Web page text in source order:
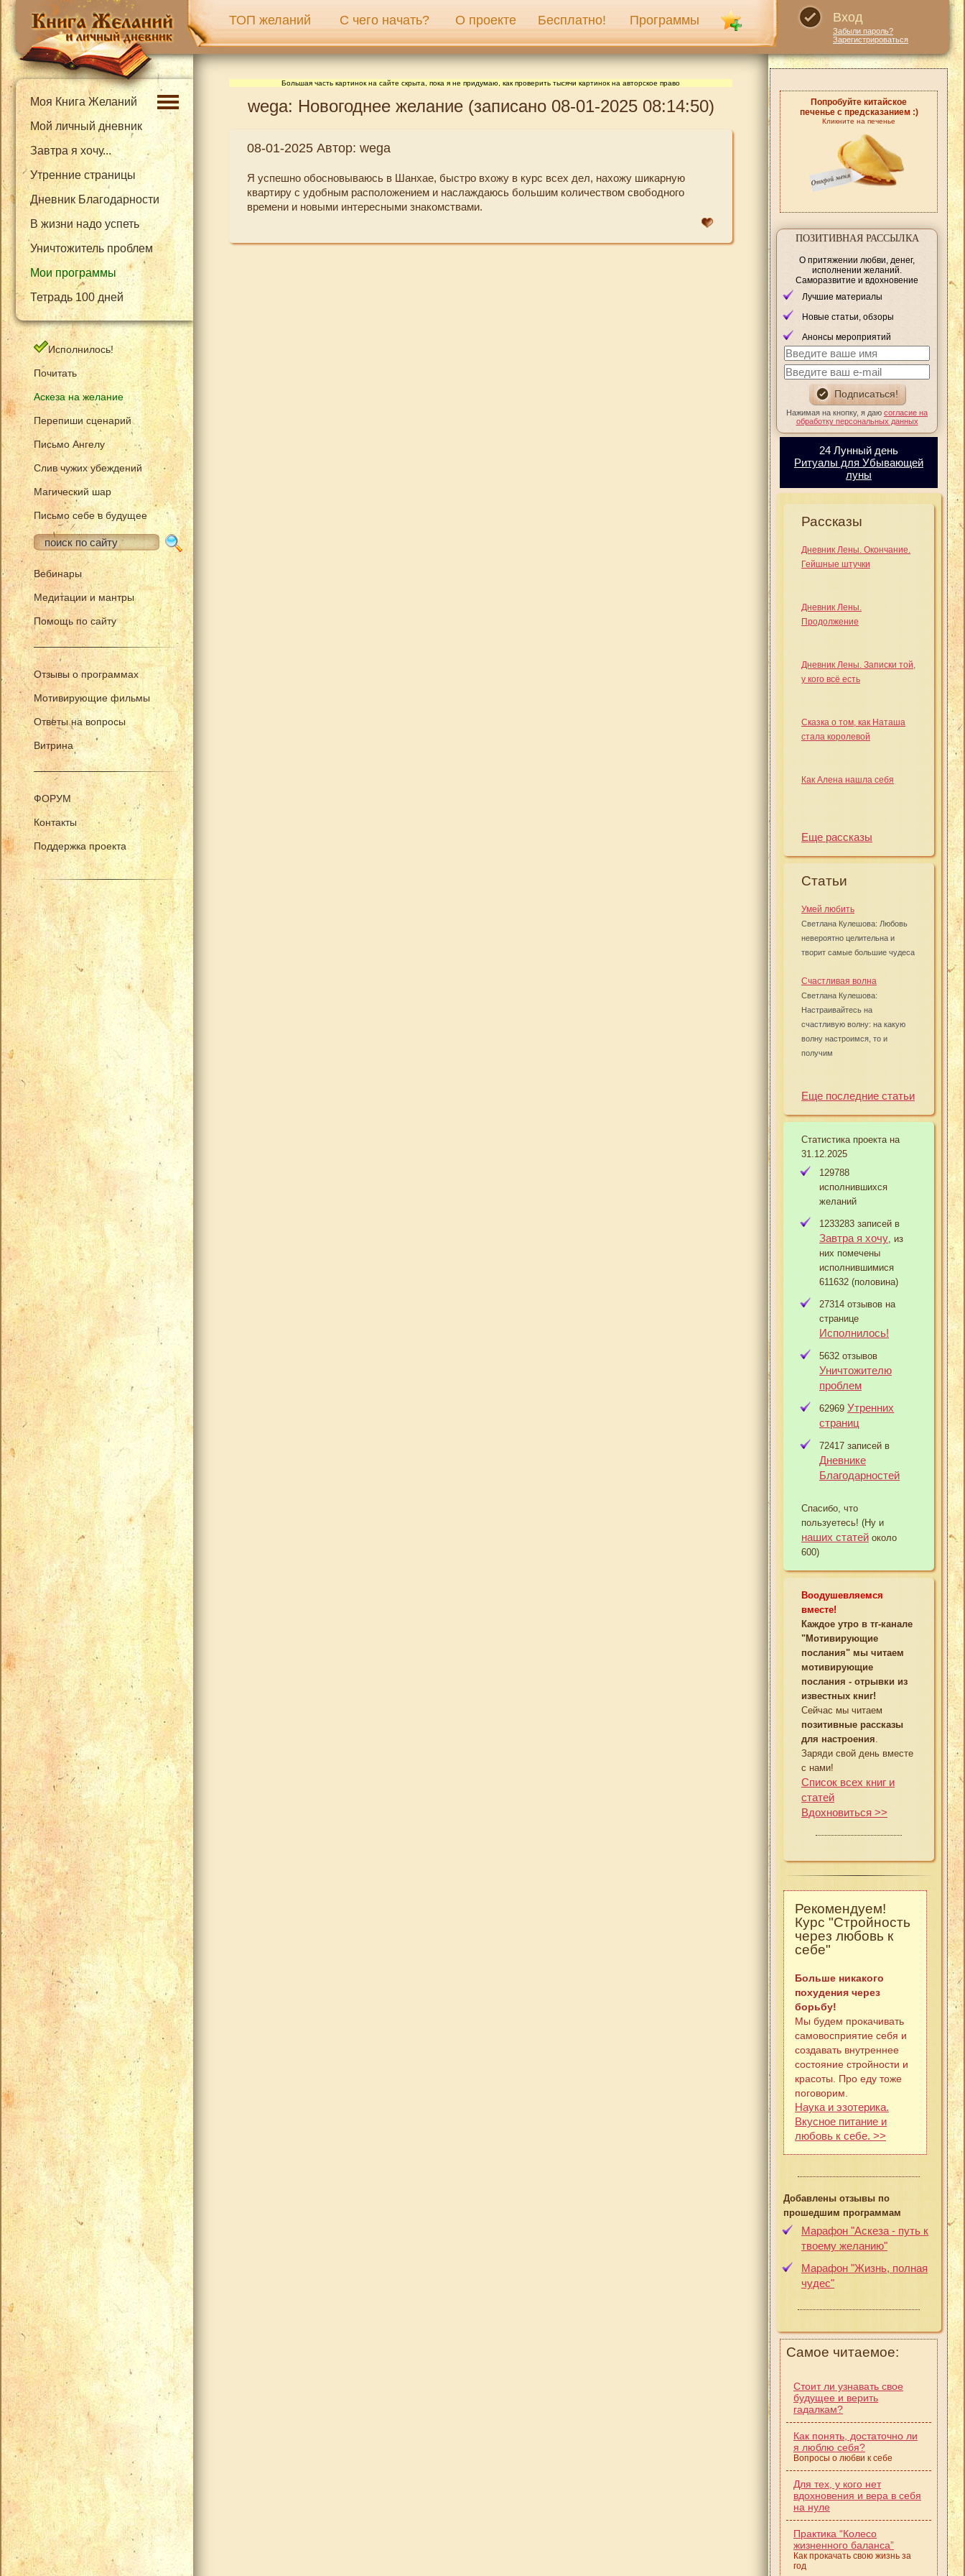
ТОП желаний С чего начать? О проекте Бесплатно! Программы Вход
Забыли пароль?
Зарегистрироваться
Моя Книга Желаний
Мой личный дневник
Завтра я хочу...
Утренние страницы
Дневник Благодарности
В жизни надо успеть
Уничтожитель проблем
Мои программы
Тетрадь 100 дней
Исполнилось!
Почитать
Аскеза на желание
Перепиши сценарий
Письмо Ангелу
Слив чужих убеждений
Магический шар
Письмо себе в будущее
Вебинары
Медитации и мантры
Помощь по сайту
Отзывы о программах
Мотивирующие фильмы
Ответы на вопросы
Витрина
ФОРУМ
Контакты
Поддержка проекта
Большая часть картинок на сайте скрыта, пока я не придумаю, как проверить тысячи картинок на авторское право
wega: Новогоднее желание (записано 08-01-2025 08:14:50)
08-01-2025 Автор: wega
Я успешно обосновываюсь в Шанхае, быстро вхожу в курс всех дел, нахожу шикарную
квартиру с удобным расположением и наслаждаюсь большим количеством свободного
времени и новыми интересными знакомствами.
Попробуйте китайское
печенье с предсказанием :)
Кликните на печенье
ПОЗИТИВНАЯ РАССЫЛКА
О притяжении любви, денег,
исполнении желаний.
Саморазвитие и вдохновение
Лучшие материалы
Новые статьи, обзоры
Анонсы мероприятий
Нажимая на кнопку, я даю согласие на
обработку персональных данных
24 Лунный день
Ритуалы для Убывающей
луны
Рассказы
Дневник Лены. Окончание.
Гейшные штучки
Дневник Лены.
Продолжение
Дневник Лены. Записки той,
у кого всё есть
Сказка о том, как Наташа
стала королевой
Как Алена нашла себя
Еще рассказы
Статьи
Умей любить
Светлана Кулешова: Любовь
невероятно целительна и
творит самые большие чудеса
Счастливая волна
Светлана Кулешова:
Настраивайтесь на
счастливую волну: на какую
волну настроимся, то и
получим
Еще последние статьи
Статистика проекта на
31.12.2025
129788
исполнившихся
желаний
1233283 записей в
Завтра я хочу , из
них помечены
исполнившимися
611632 (половина)
27314 отзывов на
странице
Исполнилось!
5632 отзывов
Уничтожителю
проблем
62969 Утренних
страниц
72417 записей в
Дневнике
Благодарностей
Спасибо, что
пользуетесь! (Ну и
наших статей около
600)
Воодушевляемся
вместе!
Каждое утро в тг-канале
"Мотивирующие
послания" мы читаем
мотивирующие
послания - отрывки из
известных книг!
Сейчас мы читаем
позитивные рассказы
для настроения
Заряди свой день вместе
с нами!
Список всех книг и
статей
Вдохновиться >>
Рекомендуем!
Курс "Стройность
через любовь к
себе"
Больше никакого
похудения через
борьбу!
Мы будем прокачивать
самовосприятие себя и
создавать внутреннее
состояние стройности и
красоты. Про еду тоже
поговорим.
Наука и эзотерика.
Вкусное питание и
любовь к себе. >>
Добавлены отзывы по
прошедшим программам
Марафон "Аскеза - путь к
твоему желанию"
Марафон "Жизнь, полная
чудес"
Самое читаемое:
Стоит ли узнавать свое
будущее и верить
гадалкам?
Как понять, достаточно ли
я люблю себя?
Вопросы о любви к себе
Для тех, у кого нет
вдохновения и вера в себя
на нуле
Практика “Колесо
жизненного баланса”
Как прокачать свою жизнь за
год